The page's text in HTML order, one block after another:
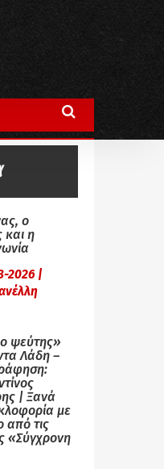
ο
και η
2026 |
ψεύτης»
Λάδη –
| Ξανά
με
από τις
«Σύγχρονη